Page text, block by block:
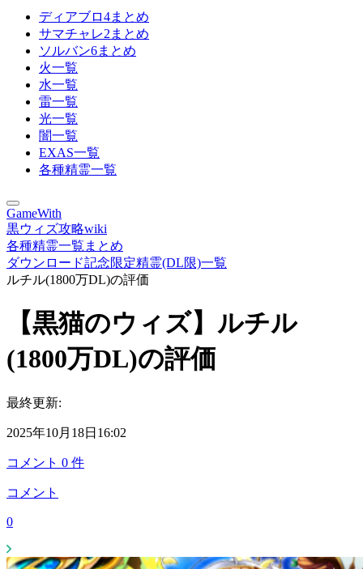
ディアブロ4まとめ
サマチャレ2まとめ
ソルバン6まとめ
火一覧
水一覧
雷一覧
光一覧
闇一覧
EXAS一覧
各種精霊一覧
GameWith
黒ウィズ攻略wiki
各種精霊一覧まとめ
ダウンロード記念限定精霊(DL限)一覧
ルチル(1800万DL)の評価
【黒猫のウィズ】ルチル
(1800万DL)の評価
最終更新:
2025年10月18日16:02
コメント 0 件
コメント
0